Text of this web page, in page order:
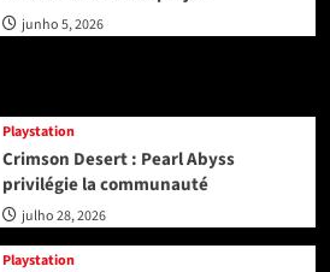
junho 5, 2026
Playstation
Crimson Desert : Pearl Abyss
privilégie la communauté
julho 28, 2026
Playstation